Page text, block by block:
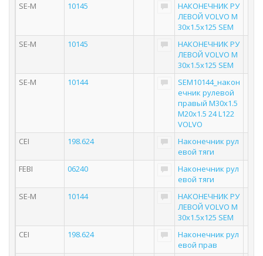
SE-M
10145
НАКОНЕЧНИК РУ
ЛЕВОЙ VOLVO M
30x1.5x125 SEM
SE-M
10145
НАКОНЕЧНИК РУ
ЛЕВОЙ VOLVO M
30x1.5x125 SEM
SE-M
10144
SEM10144_након
ечник рулевой
правый M30x1.5
M20x1.5 24 L122
VOLVO
CEI
198.624
Наконечник рул
евой тяги
FEBI
06240
Наконечник рул
евой тяги
SE-M
10144
НАКОНЕЧНИК РУ
ЛЕВОЙ VOLVO M
30x1.5x125 SEM
CEI
198.624
Наконечник рул
евой прав